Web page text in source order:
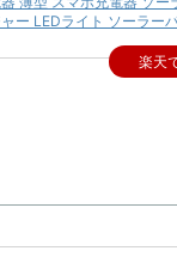
ー LEDライト ソーラー
楽天